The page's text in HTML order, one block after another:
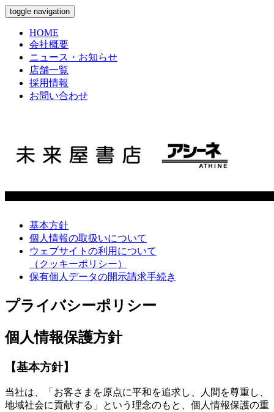
toggle navigation
HOME
会社概要
ニュース・お知らせ
店舗一覧
採用情報
お問い合わせ
基本方針
個人情報の取扱いについて
ウェブサイトの利用について
（クッキーポリシー）
保有個人データの開示請求手続き
プライバシーポリシー
個人情報保護方針
【基本方針】
当社は、「お客さまを原点に平和を追求し、人間を尊重し、
地域社会に貢献する」という理念のもと、個人情報保護の重